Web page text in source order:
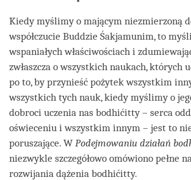
Kiedy myślimy o mającym niezmierzoną
współczucie Buddzie Śakjamunim, to
wspaniałych właściwościach i
zwłaszcza o wszystkich naukach, których
po to, by przynieść pożytek wszystkim
wszystkich tych nauk, kiedy myślimy o
dobroci uczenia nas bodhićitty – serca
oświeceniu i wszystkim innym – jest to
poruszające. W Podejmowaniu działań
niezwykle szczegółowo omówiono pełne
rozwijania dążenia bodhićitty.